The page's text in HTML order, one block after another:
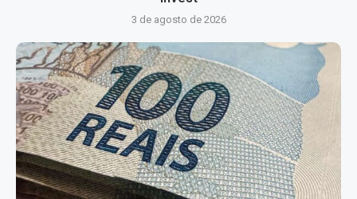
3 de agosto de 2026